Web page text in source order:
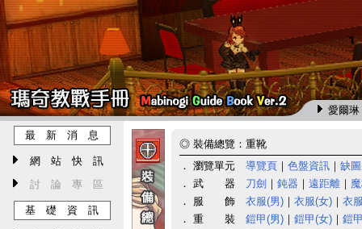
愛爾
最 新 消 息
網 站 快 訊
討 論 專 區
基 礎 資 訊
◎ 裝備總覽：重靴
． 瀏覽單元 導覽頁 ｜ 色盤資訊 ｜ 缺
． 武 器 刀劍 ｜ 鈍器 ｜ 遠距離 ｜
． 服 飾 衣服(男) ｜ 衣服(女) ｜ 衣
． 重 裝 鎧甲(男) ｜ 鎧甲(女) ｜ 鎧